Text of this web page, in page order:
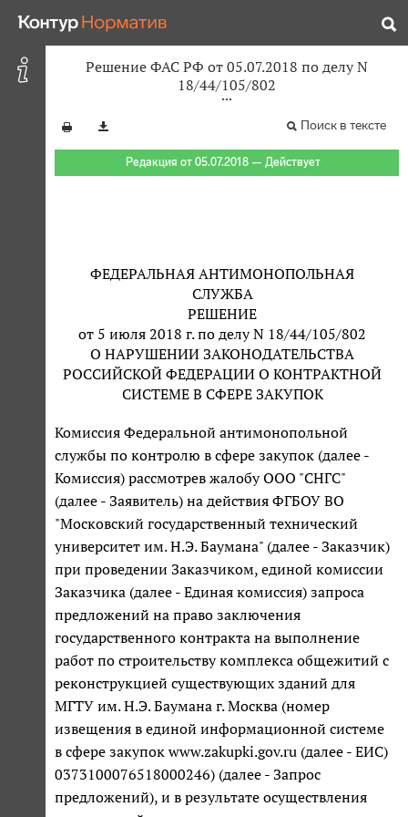
Решение ФАС РФ от 05.07.2018 по делу N
18/44/105/802
Поиск в тексте
Редакция от 05.07.2018 — Действует
ФЕДЕРАЛЬНАЯ АНТИМОНОПОЛЬНАЯ
СЛУЖБА
РЕШЕНИЕ
от 5 июля 2018 г. по делу N 18/44/105/802
О НАРУШЕНИИ ЗАКОНОДАТЕЛЬСТВА
РОССИЙСКОЙ ФЕДЕРАЦИИ О КОНТРАКТНОЙ
СИСТЕМЕ В СФЕРЕ ЗАКУПОК
Комиссия Федеральной антимонопольной
службы по контролю в сфере закупок (далее -
Комиссия) рассмотрев жалобу ООО "СНГС"
(далее - Заявитель) на действия ФГБОУ ВО
"Московский государственный технический
университет им. Н.Э. Баумана" (далее - Заказчик)
при проведении Заказчиком, единой комиссии
Заказчика (далее - Единая комиссия) запроса
предложений на право заключения
государственного контракта на выполнение
работ по строительству комплекса общежитий с
реконструкцией существующих зданий для
МГТУ им. Н.Э. Баумана г. Москва (номер
извещения в единой информационной системе
в сфере закупок www.zakupki.gov.ru (далее - ЕИС)
0373100076518000246) (далее - Запрос
предложений), и в результате осуществления